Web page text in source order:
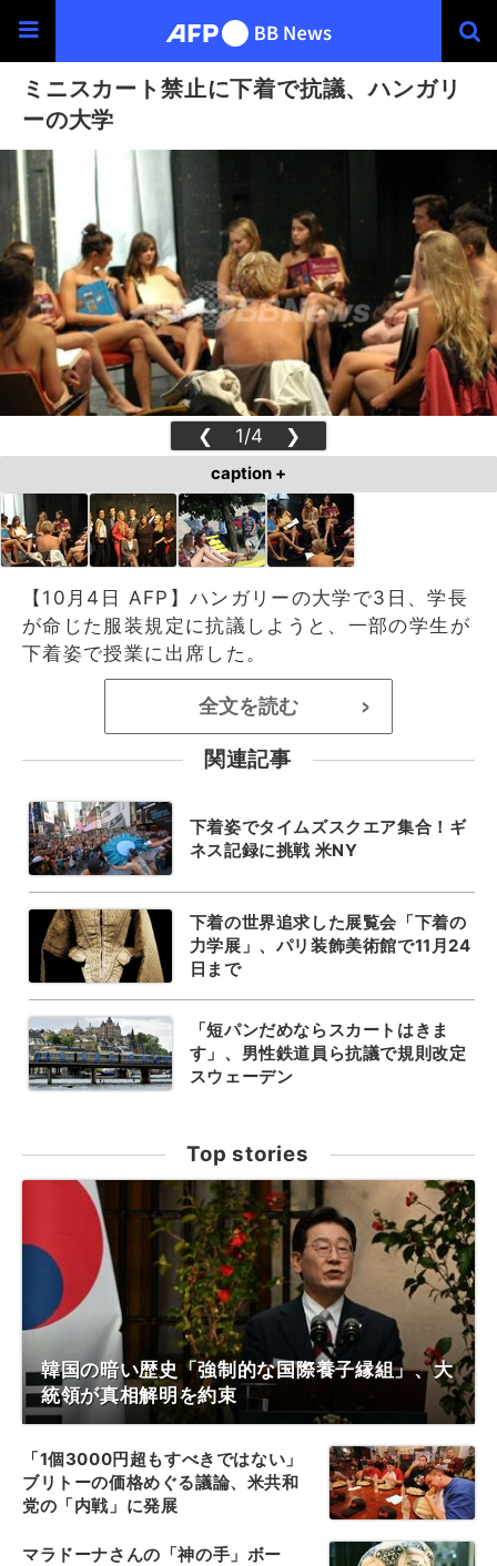
ミニスカート禁止に下着で抗議、ハンガリ
ーの大学
❮ 1/4 ❯
caption +
【10月4日 AFP】ハンガリーの大学で3日、学長
が命じた服装規定に抗議しようと、一部の学生が
下着姿で授業に出席した。
全文を読む >
関連記事
下着姿でタイムズスクエア集合！ギ
ネス記録に挑戦 米NY
下着の世界追求した展覧会「下着の
力学展」、パリ装飾美術館で11月24
日まで
「短パンだめならスカートはきま
す」、男性鉄道員ら抗議で規則改定
スウェーデン
Top stories
韓国の暗い歴史「強制的な国際養子縁組」、大
統領が真相解明を約束
「1個3000円超もすべきではない」
ブリトーの価格めぐる議論、米共和
党の「内戦」に発展
マラドーナさんの「神の手」ボー